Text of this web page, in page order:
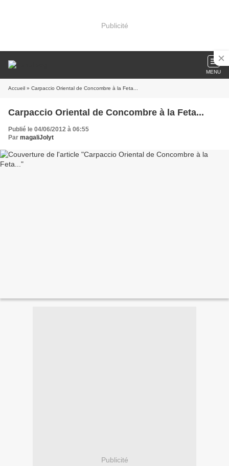
Publicité
MENU
Accueil » Carpaccio Oriental de Concombre à la Feta...
Carpaccio Oriental de Concombre à la Feta...
Publié le 04/06/2012 à 06:55
Par magaliJolyt
Publicité